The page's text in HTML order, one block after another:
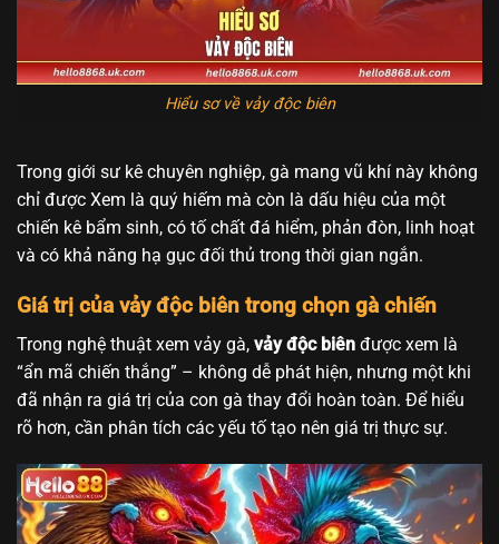
Hiểu sơ về vảy độc biên
Trong giới sư kê chuyên nghiệp, gà mang vũ khí này không
chỉ được Xem là quý hiếm mà còn là dấu hiệu của một
chiến kê bẩm sinh, có tố chất đá hiểm, phản đòn, linh hoạt
và có khả năng hạ gục đối thủ trong thời gian ngắn.
Giá trị của vảy độc biên trong chọn gà chiến
Trong nghệ thuật xem vảy gà, vảy độc biên được xem là
“ẩn mã chiến thắng” – không dễ phát hiện, nhưng một khi
đã nhận ra giá trị của con gà thay đổi hoàn toàn. Để hiểu
rõ hơn, cần phân tích các yếu tố tạo nên giá trị thực sự.